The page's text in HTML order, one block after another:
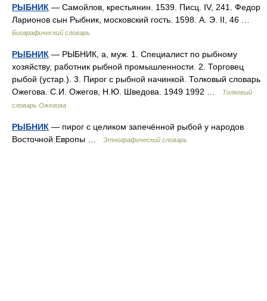
РЫБНИК — Самойлов, крестьянин. 1539. Писц. IV, 241. Федор
Ларионов сын Рыбник, московский гость. 1598. А. Э. II, 46 …
Биографический словарь
РЫБНИК — РЫБНИК, а, муж. 1. Специалист по рыбному
хозяйству, работник рыбной промышленности. 2. Торговец
рыбой (устар.). 3. Пирог с рыбной начинкой. Толковый словарь
Ожегова. С.И. Ожегов, Н.Ю. Шведова. 1949 1992 …
Толковый
словарь Ожегова
РЫБНИК — пирог с целиком запечённой рыбой у народов
Восточной Европы …
Этнографический словарь